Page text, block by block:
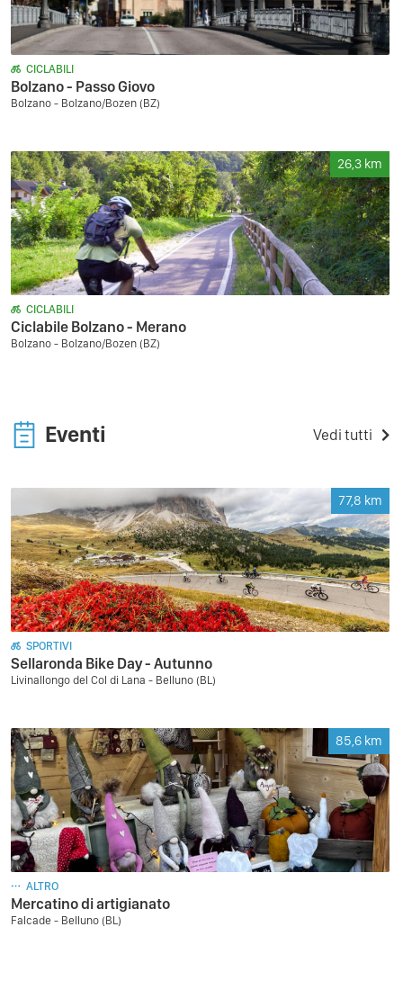
CICLABILI
Bolzano - Passo Giovo
Bolzano - Bolzano/Bozen (BZ)
26,3 km
CICLABILI
Ciclabile Bolzano - Merano
Bolzano - Bolzano/Bozen (BZ)
Eventi Vedi tutti
77,8 km
SPORTIVI
Sellaronda Bike Day - Autunno
Livinallongo del Col di Lana - Belluno (BL)
85,6 km
ALTRO
Mercatino di artigianato
Falcade - Belluno (BL)